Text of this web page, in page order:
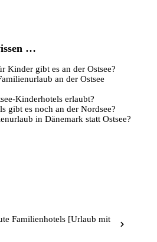
…
Kinder gibt es an der Ostsee?
an der Ostsee
Kinderhotels erlaubt?
gibt es noch an der Nordsee?
in Dänemark statt Ostsee?
Familienhotels [Urlaub mit